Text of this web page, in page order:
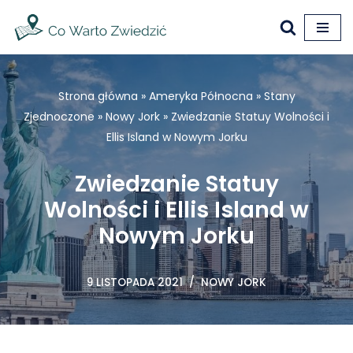
Przejdź
do
treści
Strona główna » Ameryka Północna » Stany
Zjednoczone » Nowy Jork » Zwiedzanie Statuy Wolności i
Ellis Island w Nowym Jorku
Zwiedzanie Statuy
Wolności i Ellis Island w
Nowym Jorku
9 LISTOPADA 2021 NOWY JORK